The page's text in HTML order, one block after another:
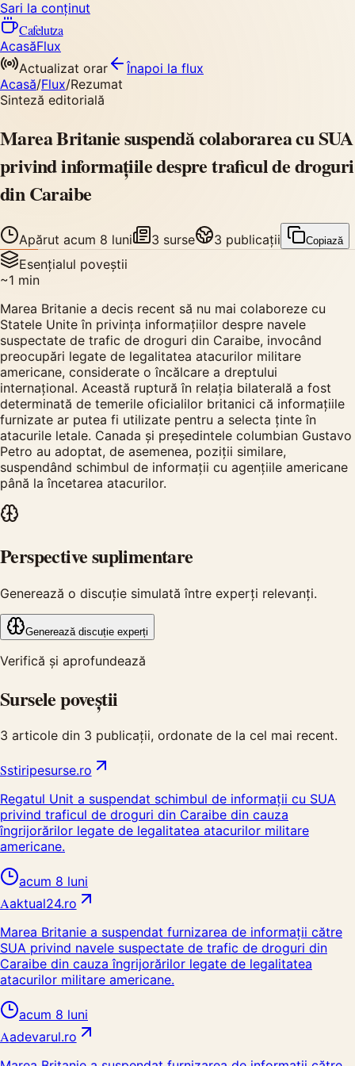
Sari la conținut
Cafelutza
AcasăFlux
Actualizat orar
Înapoi la flux
Acasă/Flux/Rezumat
Sinteză editorială
Marea Britanie suspendă colaborarea cu SUA
privind informațiile despre traficul de droguri
din Caraibe
Apărut acum 8 luni 3 surse 3 publicații Copiază
Esențialul poveștii
~1 min
Marea Britanie a decis recent să nu mai colaboreze cu
Statele Unite în privința informațiilor despre navele
suspectate de trafic de droguri din Caraibe, invocând
preocupări legate de legalitatea atacurilor militare
americane, considerate o încălcare a dreptului
internațional. Această ruptură în relația bilaterală a fost
determinată de temerile oficialilor britanici că informațiile
furnizate ar putea fi utilizate pentru a selecta ținte în
atacurile letale. Canada și președintele columbian Gustavo
Petro au adoptat, de asemenea, poziții similare,
suspendând schimbul de informații cu agențiile americane
până la încetarea atacurilor.
Perspective suplimentare
Generează o discuție simulată între experți relevanți.
Generează discuție experți
Verifică și aprofundează
Sursele poveștii
3 articole din 3 publicații, ordonate de la cel mai recent.
Sstiripesurse.ro
Regatul Unit a suspendat schimbul de informații cu SUA
privind traficul de droguri din Caraibe din cauza
îngrijorărilor legate de legalitatea atacurilor militare
americane.
acum 8 luni
Aaktual24.ro
Marea Britanie a suspendat furnizarea de informații către
SUA privind navele suspectate de trafic de droguri din
Caraibe din cauza îngrijorărilor legate de legalitatea
atacurilor militare americane.
acum 8 luni
Aadevarul.ro